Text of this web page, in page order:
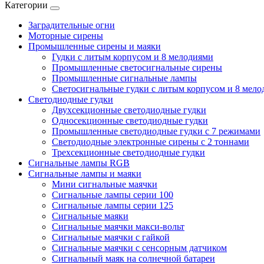
Категории
Заградительные огни
Моторные сирены
Промышленные сирены и маяки
Гудки с литым корпусом и 8 мелодиями
Промышленные светосигнальные сирены
Промышленные сигнальные лампы
Светосигнальные гудки с литым корпусом и 8
Светодиодные гудки
Двухсекционные светодиодные гудки
Односекционные светодиодные гудки
Промышленные светодиодные гудки с 7 режимами
Светодиодные электронные сирены с 2 тоннами
Трехсекционные светодиодные гудки
Сигнальные лампы RGB
Сигнальные лампы и маяки
Мини сигнальные маячки
Сигнальные лампы серии 100
Сигнальные лампы серии 125
Сигнальные маяки
Сигнальные маячки макси-вольт
Сигнальные маячки с гайкой
Сигнальные маячки с сенсорным датчиком
Сигнальный маяк на солнечной батареи